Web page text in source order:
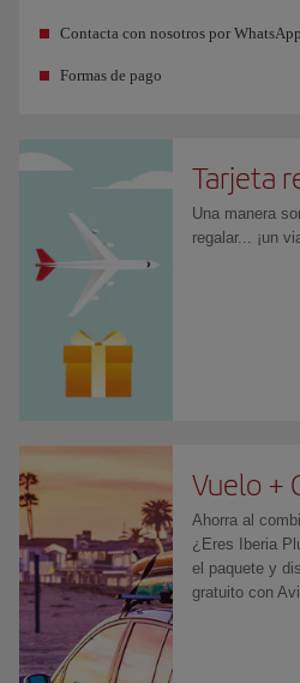
Contacta con nosotros por WhatsApp
Formas de pago
Tarjeta
Una manera
regalar... ¡un
Vuelo +
Ahorra al
¿Eres Iberia
el paquete y
gratuito con